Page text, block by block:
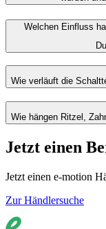
Welchen Einfluss
Wie verläuft die
Wie hängen Ritzel,
Jetzt einen
Jetzt einen e-motion
Zur Händlersuche